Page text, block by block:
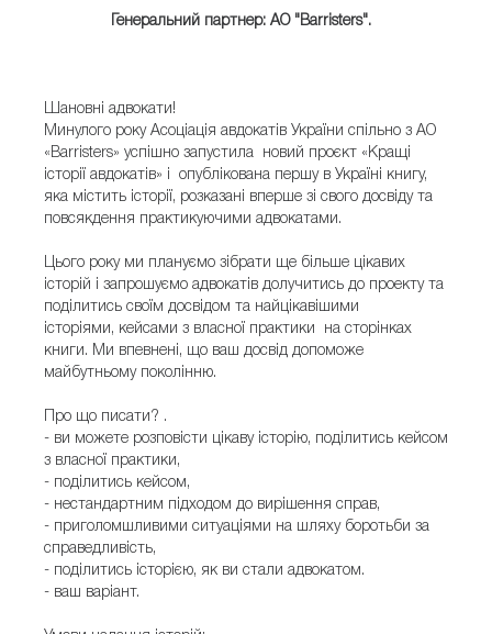
Генеральний партнер: АО "Barristers".
Шановні адвокати!
Минулого року Асоціація авдокатів України спільно з АО
«Barristers» успішно запустила новий проєкт «Кращі
історії авдокатів» і опублікована першу в Україні книгу,
яка містить історії, розказані вперше зі свого досвіду та
повсякдення практикуючими адвокатами.
Цього року ми плануємо зібрати ще більше цікавих
історій і запрошуємо адвокатів долучитись до проекту та
поділитись своїм досвідом та найцікавішими
історіями, кейсами з власної практики на сторінках
книги. Ми впевнені, що ваш досвід допоможе
майбутньому поколінню.
Про що писати? .
- ви можете розповісти цікаву історію, поділитись кейсом
з власної практики,
- поділитись кейсом,
- нестандартним підходом до вирішення справ,
- приголомшливими ситуаціями на шляху боротьби за
справедливість,
- поділитись історією, як ви стали адвокатом.
- ваш варіант.